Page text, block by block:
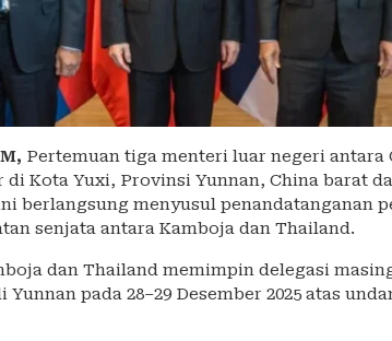
Pertemuan tiga menteri luar negeri antara
Kota Yuxi, Provinsi Yunnan, China barat
berlangsung menyusul penandatanganan
senjata antara Kamboja dan Thailand.
dan Thailand memimpin delegasi
pada 28–29 Desember 2025 atas